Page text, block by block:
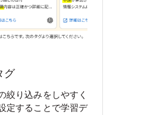
グ
絞り込みをしやすく
定することで学習デ